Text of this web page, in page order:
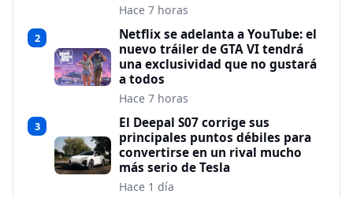
Hace 7 horas
2
Netflix se adelanta a YouTube: el
nuevo tráiler de GTA VI tendrá
una exclusividad que no gustará
a todos
Hace 7 horas
3
El Deepal S07 corrige sus
principales puntos débiles para
convertirse en un rival mucho
más serio de Tesla
Hace 1 día